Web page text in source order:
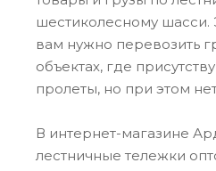
шестиколесному шасси.
вам нужно перевозить
объектах, где
пролеты, но при этом
В интернет-магазине
лестничные тележки